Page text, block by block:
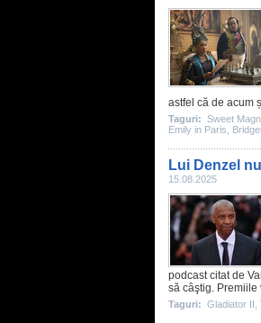
astfel că de acum
Taguri: Sweet
Emily in Paris
Lui Denzel
15.08.2025
podcast citat de
să câştig. Premiile
Taguri: Gladiator II